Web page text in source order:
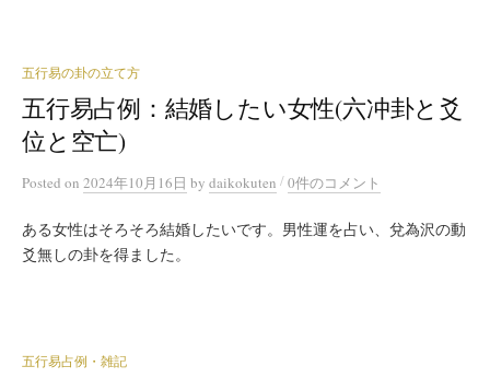
五行易の卦の立て方
五行易占例：結婚したい女性(六冲卦と爻
位と空亡)
Posted on 2024年10月16日 by daikokuten /0件のコメント
ある女性はそろそろ結婚したいです。男性運を占い、兌為沢の動
爻無しの卦を得ました。
五行易占例・雑記